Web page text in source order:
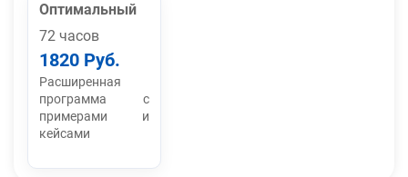
Оптимальный
72 часов
1820 Руб.
Расширенная
программа с
примерами и
кейсами